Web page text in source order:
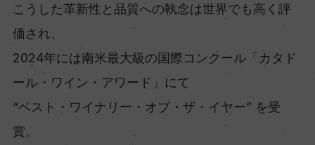
こうした革新性と品質への執念は世界でも高く評
価され、
2024年には南米最大級の国際コンクール「カタド
ール・ワイン・アワード」にて
“ベスト・ワイナリー・オブ・ザ・イヤー” を受
賞。